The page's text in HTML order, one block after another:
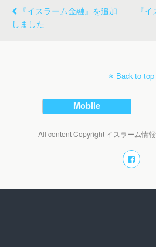
『イスラーム金融』を追加
しました
『
Back to top
Mobile
All content Copyright イスラーム情